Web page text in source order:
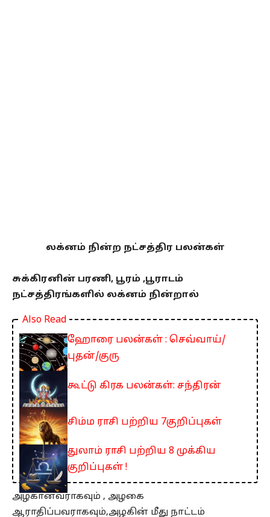
லக்னம் நின்ற நட்சத்திர பலன்கள்
சுக்கிரனின் பரணி, பூரம் ,பூராடம்
நட்சத்திரங்களில் லக்னம் நின்றால்
Also Read
ஹோரை பலன்கள் : செவ்வாய்/
புதன்/குரு
கூட்டு கிரக பலன்கள்: சந்திரன்
சிம்ம ராசி பற்றிய 7குறிப்புகள்
துலாம் ராசி பற்றிய 8 முக்கிய
குறிப்புகள் !
அழகானவராகவும் , அழகை
ஆராதிப்பவராகவும்,அழகின் மீது நாட்டம்